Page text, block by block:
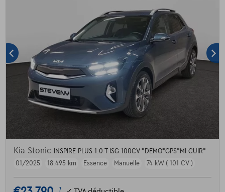
Kia Stonic
INSPIRE PLUS 1.0 T ISG 100CV *DEMO*GPS*MI CUIR*
01/2025
18.495 km Essence Manuelle 74 kW ( 101 CV )
1